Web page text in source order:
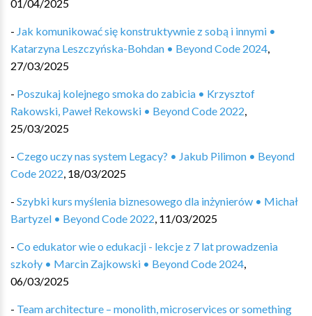
01/04/2025
- Jak komunikować się konstruktywnie z sobą i innymi •
Katarzyna Leszczyńska-Bohdan • Beyond Code 2024,
27/03/2025
- Poszukaj kolejnego smoka do zabicia • Krzysztof
Rakowski, Paweł Rekowski • Beyond Code 2022,
25/03/2025
- Czego uczy nas system Legacy? • Jakub Pilimon • Beyond
Code 2022, 18/03/2025
- Szybki kurs myślenia biznesowego dla inżynierów • Michał
Bartyzel • Beyond Code 2022, 11/03/2025
- Co edukator wie o edukacji - lekcje z 7 lat prowadzenia
szkoły • Marcin Zajkowski • Beyond Code 2024,
06/03/2025
- Team architecture – monolith, microservices or something